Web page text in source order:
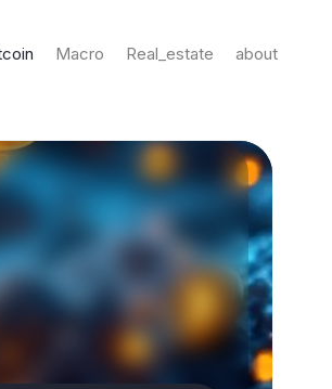
Macro Real_estate about